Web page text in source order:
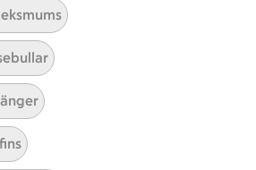
tillaga
har Medel svårighetsgrad